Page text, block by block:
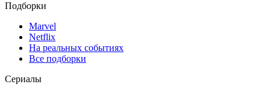
Подборки
Marvel
Netflix
На реальных событиях
Все подборки
Сериалы